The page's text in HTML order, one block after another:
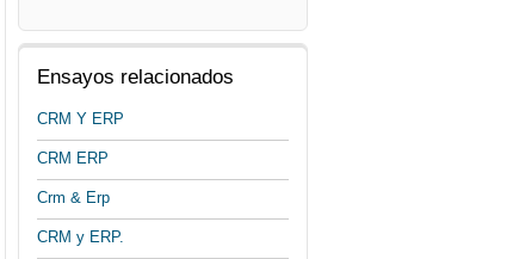
Ensayos relacionados
CRM Y ERP
CRM ERP
Crm & Erp
CRM y ERP.